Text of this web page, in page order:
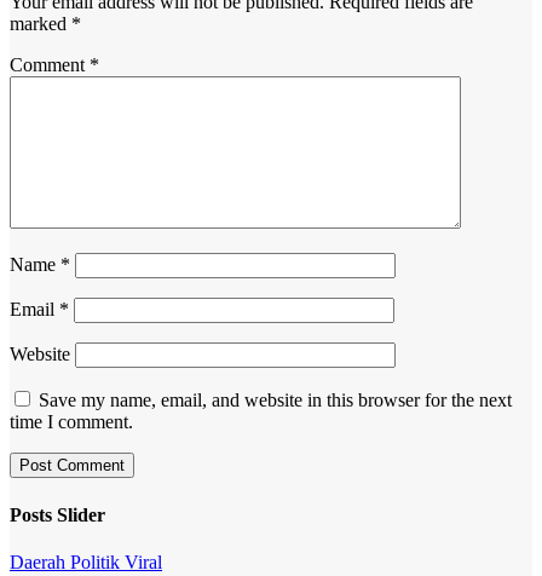
marked *
Comment *
Name *
Email *
Website
Save my name, email, and website in this browser for the next
time I comment.
Posts Slider
Daerah Politik Viral